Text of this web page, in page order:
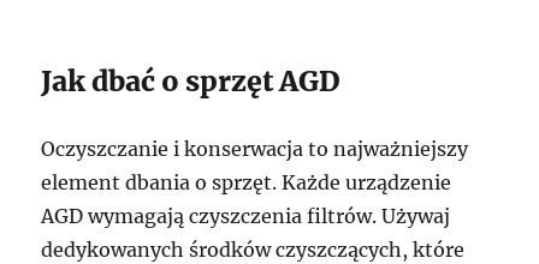
Jak dbać o sprzęt AGD
Oczyszczanie i konserwacja to najważniejszy
element dbania o sprzęt. Każde urządzenie
AGD wymagają czyszczenia filtrów. Używaj
dedykowanych środków czyszczących, które